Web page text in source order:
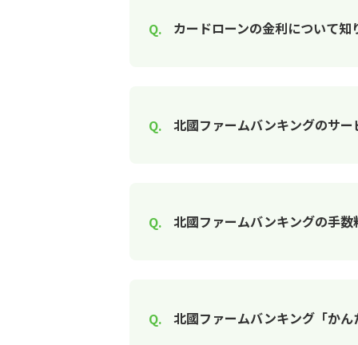
カードローンの金利について知
北國ファームバンキングのサ
北國ファームバンキングの手
北國ファームバンキング「か